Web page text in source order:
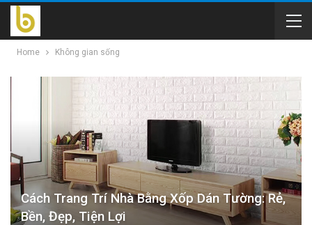
Home Không gian sống
Cách Trang Trí Nhà Bằng Xốp Dán Tường: Rẻ,
Bền, Đẹp, Tiện Lợi